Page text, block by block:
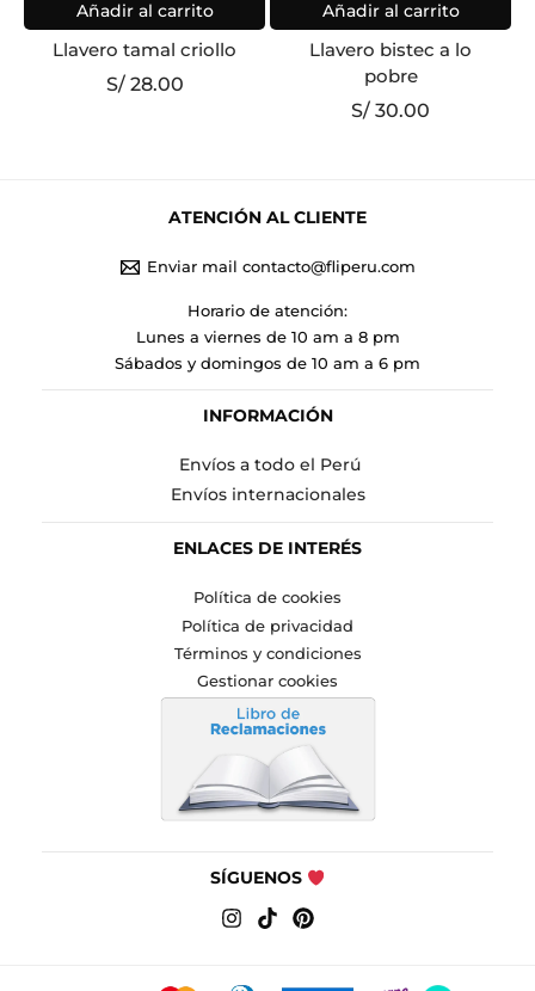
Añadir al carrito
Llavero tamal criollo
S/28.00
Añadir al carrito
Llavero bistec a lo
pobre
S/ 30.00
ATENCIÓN AL CLIENTE
Enviar mail contacto@fliperu.com
Horario de atención:
Lunes a viernes de 10 am a 8 pm
Sábados y domingos de 10 am a 6 pm
INFORMACIÓN
Envíos a todo el Perú
Envíos internacionales
ENLACES DE INTERÉS
Política de cookies
Política de privacidad
Términos y condiciones
Gestionar cookies
SÍGUENOS